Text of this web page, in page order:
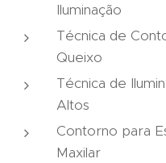
Iluminação
Técnica de
Queixo
Técnica de
Altos
Contorno para
Maxilar